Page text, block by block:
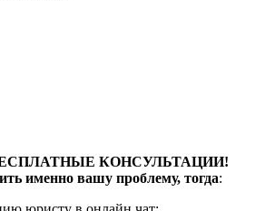
БЕСПЛАТНЫЕ КОНСУЛЬТАЦИИ!
именно вашу проблему, тогда: